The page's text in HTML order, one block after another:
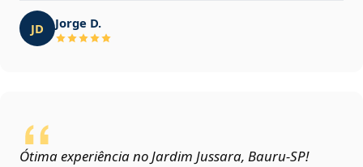
JD Jorge D.
Ótima experiência no Jardim Jussara, Bauru‑SP!